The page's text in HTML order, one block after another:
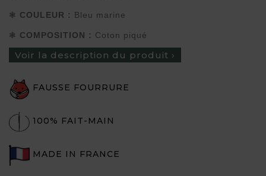
❃ COULEUR : Bleu marine
❃ COMPOSITION : Coton piqué
Voir la description du produit ›
FAUSSE FOURRURE
100% FAIT-MAIN
MADE IN FRANCE